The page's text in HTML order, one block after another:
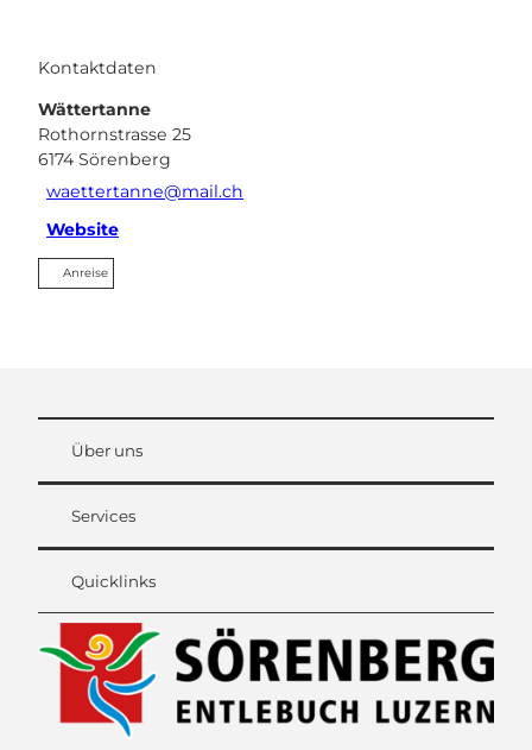
Kontaktdaten
Wättertanne
Rothornstrasse 25
6174 Sörenberg
waettertanne@mail.ch
Website
Anreise
Über uns
Services
Quicklinks